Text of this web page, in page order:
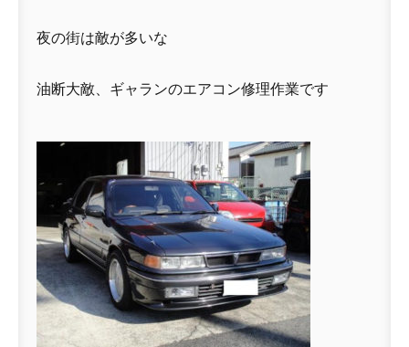
夜の街は敵が多いな
油断大敵、ギャランのエアコン修理作業です